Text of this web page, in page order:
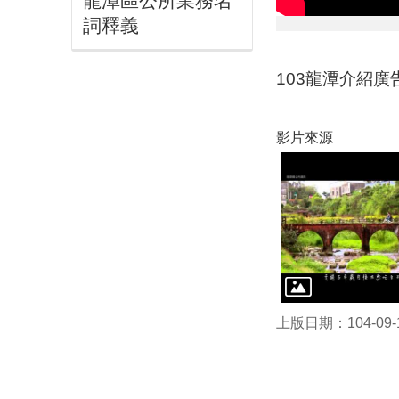
詞釋義
103龍潭介紹廣
影片來源
上版日期：104-